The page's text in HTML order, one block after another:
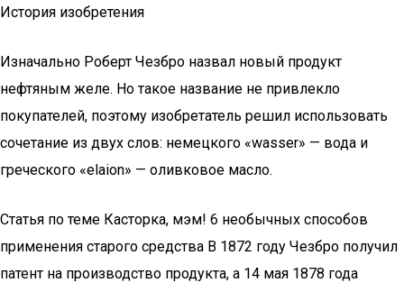
История изобретения
Изначально Роберт Чезбро назвал новый продукт
нефтяным желе. Но такое название не привлекло
покупателей, поэтому изобретатель решил использовать
сочетание из двух слов: немецкого «wasser» — вода и
греческого «elaion» — оливковое масло.
Статья по теме Касторка, мэм! 6 необычных способов
применения старого средства В 1872 году Чезбро получил
патент на производство продукта, а 14 мая 1878 года